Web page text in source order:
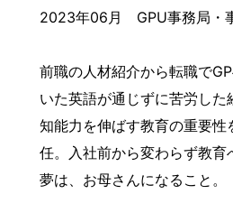
2023年06月 GPU事務局・
前職の人材紹介から転職で
いた英語が通じずに苦労し
知能力を伸ばす教育の重要
任。入社前から変わらず教
夢は、お母さんになること。